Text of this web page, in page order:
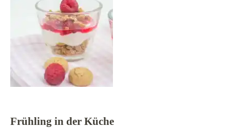
Frühling in der Küche